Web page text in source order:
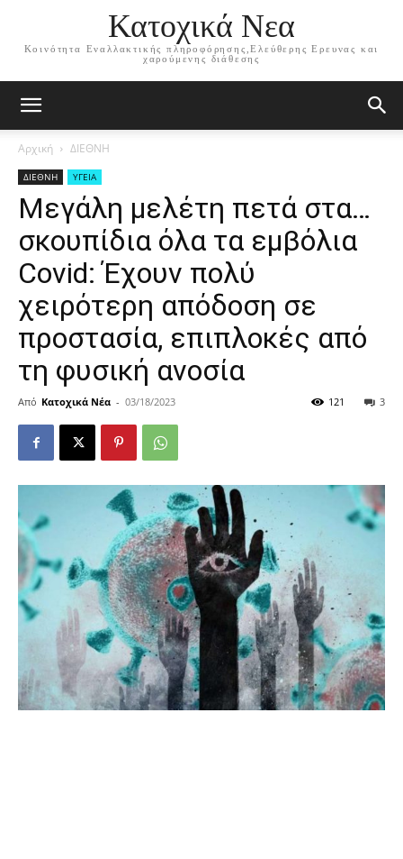
Κατοχικά Νεα
Κοινότητα Εναλλακτικής πληροφόρησης,Ελεύθερης Ερευνας και
χαρούμενης διάθεσης
Αρχική ΔΙΕΘΝΗ
ΔΙΕΘΝΗ ΥΓΕΙΑ
Μεγάλη μελέτη πετά στα…
σκουπίδια όλα τα εμβόλια
Covid: Έχουν πολύ
χειρότερη απόδοση σε
προστασία, επιπλοκές από
τη φυσική ανοσία
Από Κατοχικά Νέα - 03/18/2023 3
121